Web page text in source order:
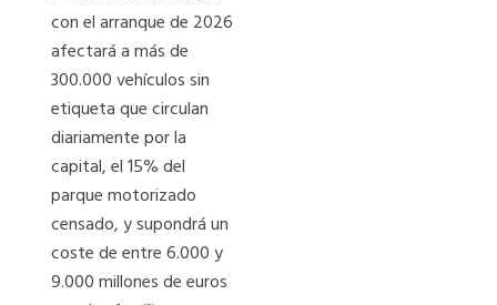
con el arranque de 2026
afectará a más de
300.000 vehículos sin
etiqueta que circulan
diariamente por la
capital, el 15% del
parque motorizado
censado, y supondrá un
coste de entre 6.000 y
9.000 millones de euros